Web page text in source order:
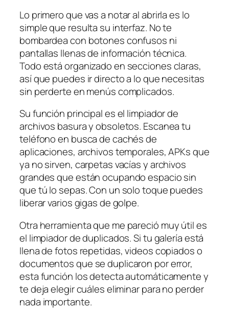
Lo primero que vas a notar al abrirla es lo
simple que resulta su interfaz. No te
bombardea con botones confusos ni
pantallas llenas de información técnica.
Todo está organizado en secciones claras,
así que puedes ir directo a lo que necesitas
sin perderte en menús complicados.
Su función principal es el limpiador de
archivos basura y obsoletos. Escanea tu
teléfono en busca de cachés de
aplicaciones, archivos temporales, APKs que
ya no sirven, carpetas vacías y archivos
grandes que están ocupando espacio sin
que tú lo sepas. Con un solo toque puedes
liberar varios gigas de golpe.
Otra herramienta que me pareció muy útil es
el limpiador de duplicados. Si tu galería está
llena de fotos repetidas, videos copiados o
documentos que se duplicaron por error,
esta función los detecta automáticamente y
te deja elegir cuáles eliminar para no perder
nada importante.